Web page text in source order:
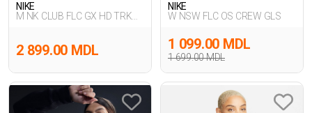
NIKE
M NK CLUB FLC GX HD TRK
2 899.00 MDL
NIKE
W NSW FLC OS CREW GLS
1 699.00 MDL
1 099.00 MDL